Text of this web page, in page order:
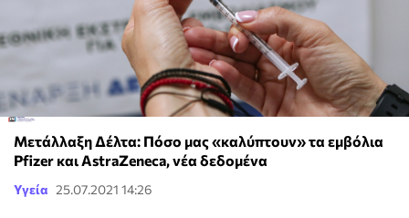
Μετάλλαξη Δέλτα: Πόσο μας «καλύπτουν» τα εμβόλια
Pfizer και AstraZeneca, νέα δεδομένα
Υγεία 25.07.2021 14:26